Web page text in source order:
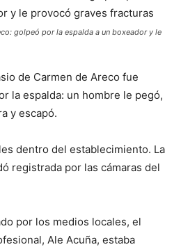
golpeó por la espalda a un boxeador y le
de Carmen de Areco fue
la espalda: un hombre le pegó,
y escapó.
dentro del establecimiento. La
registrada por las cámaras del
por los medios locales, el
Ale Acuña, estaba